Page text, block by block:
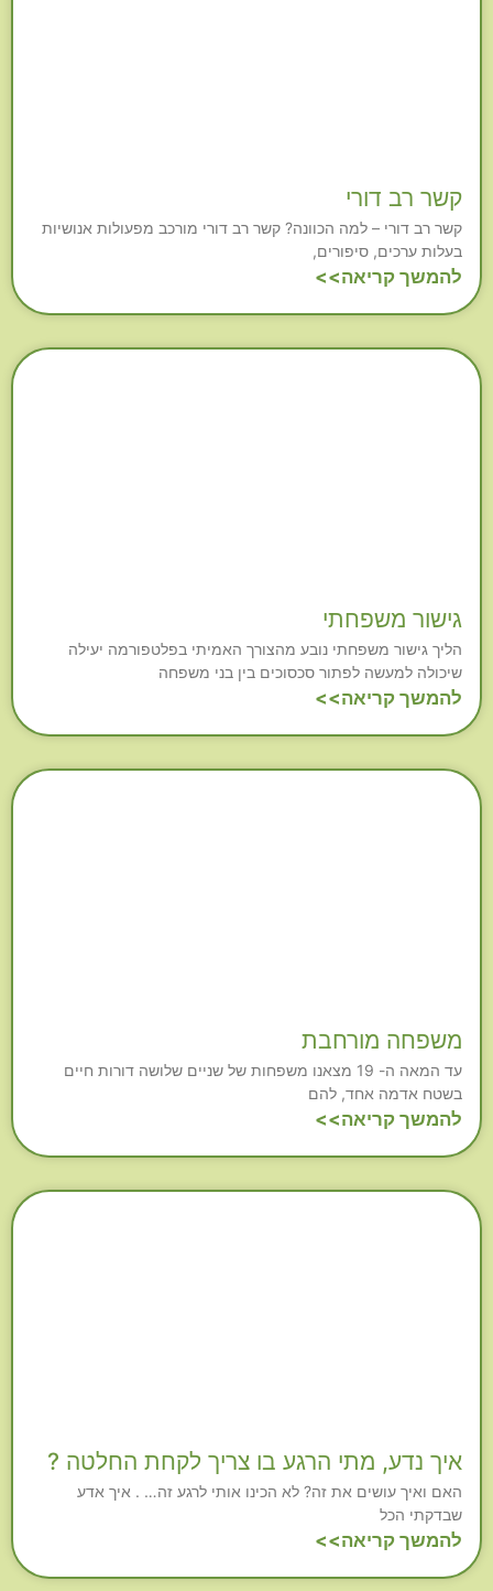
קשר רב דורי
קשר רב דורי – למה הכוונה? קשר רב דורי מורכב מפעולות אנושיות
בעלות ערכים, סיפורים,
להמשך קריאה>>
גישור משפחתי
הליך גישור משפחתי נובע מהצורך האמיתי בפלטפורמה יעילה
שיכולה למעשה לפתור סכסוכים בין בני משפחה
להמשך קריאה>>
משפחה מורחבת
עד המאה ה- 19 מצאנו משפחות של שניים שלושה דורות חיים
בשטח אדמה אחד, להם
להמשך קריאה>>
איך נדע, מתי הרגע בו צריך לקחת החלטה ?
האם ואיך עושים את זה? לא הכינו אותי לרגע זה… . איך אדע
שבדקתי הכל
להמשך קריאה>>